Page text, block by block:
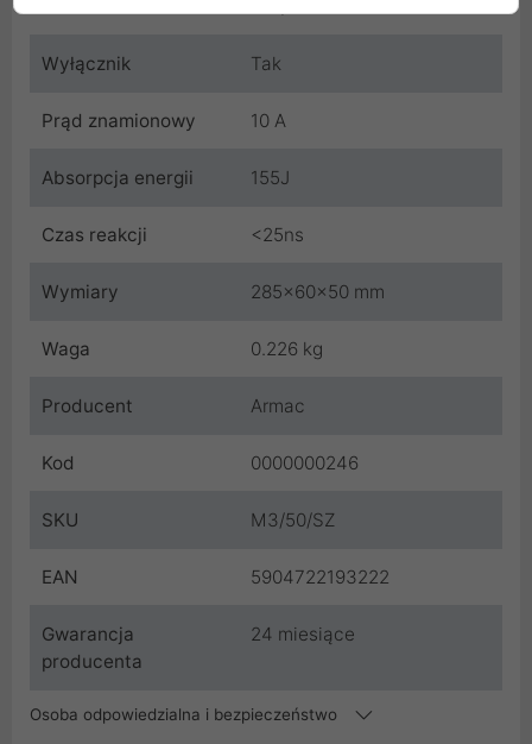
Wyłącznik Tak
Prąd znamionowy 10 A
Absorpcja energii 155J
Czas reakcji <25ns
Wymiary 285x60x50 mm
Waga 0.226 kg
Producent Armac
Kod 0000000246
SKU M3/50/SZ
EAN 5904722193222
Gwarancja
producenta
24 miesiące
Osoba odpowiedzialna i bezpieczeństwo